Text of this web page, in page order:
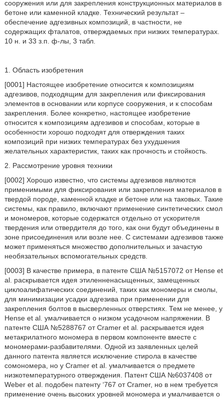
сооружения или для закрепления конструкционных материалов в
бетоне или каменной кладке. Технический результат –
обеспечение адгезивных композиций, в частности, не
содержащих фталатов, отверждаемых при низких температурах.
10 н. и 33 з.п. ф-лы, 3 табл.
1. Область изобретения
[0001] Настоящее изобретение относится к композициям
адгезивов, подходящим для закрепления или фиксирования
элементов в основании или корпусе сооружения, и к способам
закрепления. Более конкретно, настоящее изобретение
относится к композициям адгезивов и способам, которые в
особенности хорошо подходят для отверждения таких
композиций при низких температурах без ухудшения
желательных характеристик, таких как прочность и стойкость.
2. Рассмотрение уровня техники
[0002] Хорошо известно, что системы адгезивов являются
применимыми для фиксирования или закрепления материалов в
твердой породе, каменной кладке и бетоне или на таковых. Такие
системы, как правило, включают применение синтетических смол
и мономеров, которые содержатся отдельно от ускорителя
твердения или отвердителя до того, как они будут объединены в
зоне присоединения или возле нее. С системами адгезивов также
может применяться множество дополнительных и зачастую
необязательных вспомогательных средств.
[0003] В качестве примера, в патенте США №5157072 от Hense et
al. раскрывается идея этиленненасыщенных, замещенных
циклоалифатических соединений, таких как мономеры и смолы,
для минимизации усадки адгезива при применении для
закрепления болтов в высверленных отверстиях. Тем не менее, у
Hense et al. умалчивается о низком усадочном напряжении. В
патенте США №5288767 от Cramer et al. раскрывается идея
метакрилатного мономера в первом компоненте вместе с
мономерами-разбавителями. Одной из заявленных целей
данного патента является исключение стирола в качестве
сомономера, но у Cramer et al. умалчивается о предмете
низкотемпературного отверждения. Патент США №6037408 от
Weber et al. подобен патенту ‘767 от Cramer, но в нем требуется
применение очень высоких уровней мономера и умалчивается о